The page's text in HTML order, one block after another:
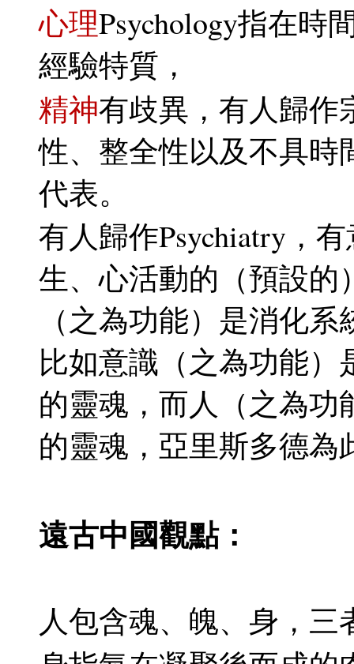
心理Psychology指在時
經驗特質，
精神有歧異，有人歸作
性、整全性以及不具時
代表。
有人歸作Psychiatry，
生、心活動的（預設的
（之為功能）是消化
比如意識（之為功能
的靈魂，而人（之為
的靈魂，亞里斯多德為
遠古中國觀點：
人包含魂、魄、身，